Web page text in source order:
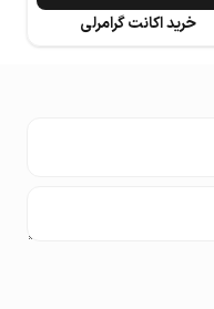
خرید اکانت گرامرلی